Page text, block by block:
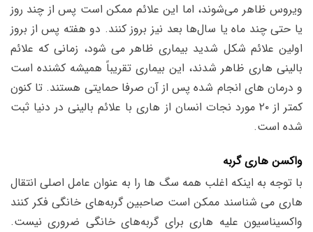
ویروس ظاهر می‌شوند، اما این علائم ممکن است پس از چند روز
یا حتی چند ماه یا سال‌ها بعد نیز بروز کنند. دو هفته پس از بروز
اولین علائم شکل شدید بیماری ظاهر می شود، زمانی که علائم
بالینی هاری ظاهر شدند، این بیماری تقریباً همیشه کشنده است
و درمان های انجام شده پس از آن صرفا حمایتی هستند. تا کنون
کمتر از ۲۰ مورد نجات انسان از هاری با علائم بالینی در دنیا ثبت
شده است.
واکسن هاری گربه
با توجه به اینکه اغلب همه سگ ها را به عنوان عامل اصلی انتقال
هاری می شناسند ممکن است صاحبین گربه‌های خانگی فکر کنند
واکسیناسیون علیه هاری برای گربه‌های خانگی ضروری نیست.